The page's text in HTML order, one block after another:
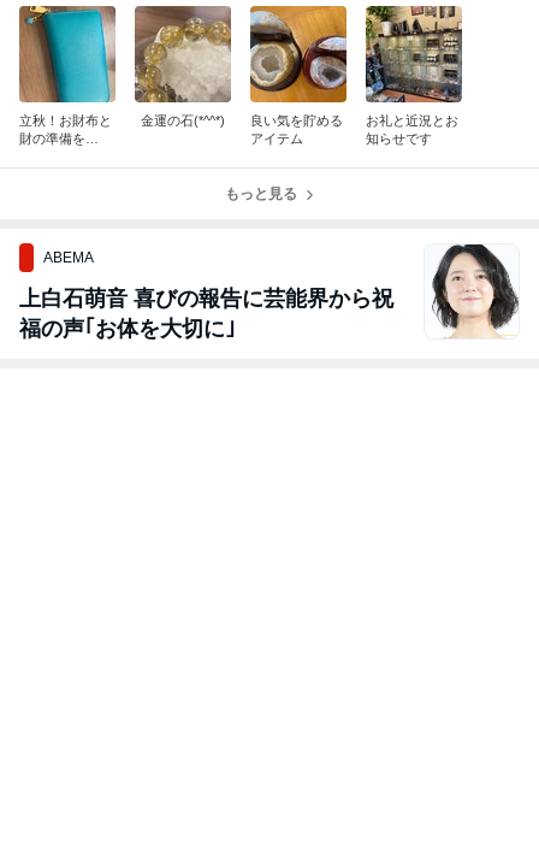
立秋！お財布と
財の準備を
金運の石(*^^*)
良い気を貯める
アイテム
お礼と近況とお
知らせです
もっと見る
ABEMA
上白石萌音 喜びの報告に芸能界から祝
福の声｢お体を大切に｣